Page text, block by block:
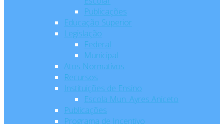
Publicações
Educação Superior
Legislação
Federal
Municipal
Atos Normativos
Recursos
Instituições de Ensino
Escola Mun. Ayres Aniceto
Publicações
Programa de Incentivo